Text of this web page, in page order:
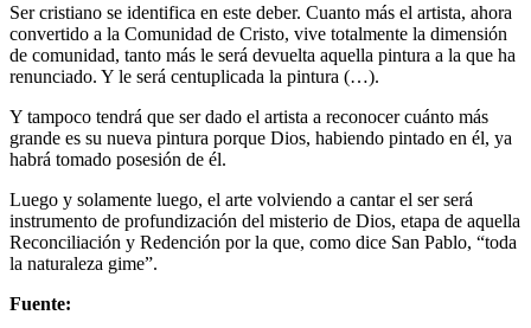
Ser cristiano se identifica en este deber. Cuanto más el artista, ahora
convertido a la Comunidad de Cristo, vive totalmente la dimensión
de comunidad, tanto más le será devuelta aquella pintura a la que ha
renunciado. Y le será centuplicada la pintura (…).
Y tampoco tendrá que ser dado el artista a reconocer cuánto más
grande es su nueva pintura porque Dios, habiendo pintado en él, ya
habrá tomado posesión de él.
Luego y solamente luego, el arte volviendo a cantar el ser será
instrumento de profundización del misterio de Dios, etapa de aquella
Reconciliación y Redención por la que, como dice San Pablo, “toda
la naturaleza gime”.
Fuente: